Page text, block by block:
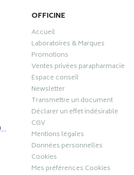
OFFICINE
Accueil
Laboratoires & Marques
Promotions
Ventes privées parapharmacie
Espace conseil
Newsletter
Transmettre un document
Déclarer un effet indésirable
CGV
Mentions légales
Données personnelles
Cookies
Mes préférences Cookies